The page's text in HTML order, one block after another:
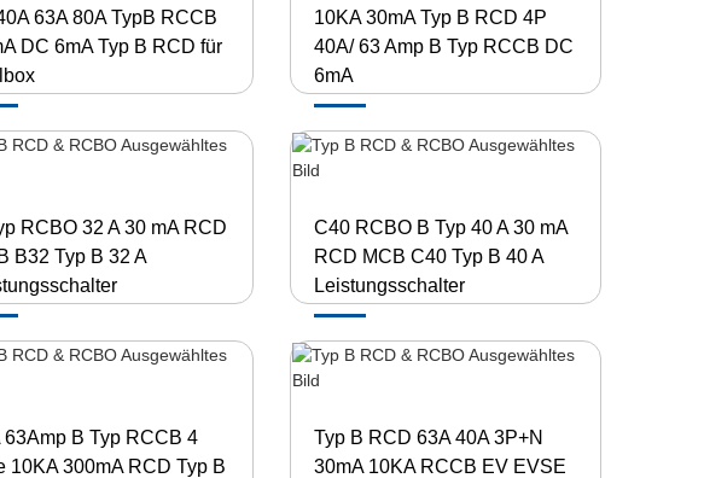
63A 80A TypB RCCB
DC 6mA Typ B RCD für
10KA 30mA Typ B RCD 4P
40A/ 63 Amp B Typ RCCB DC
6mA
RCBO 32 A 30 mA RCD
B32 Typ B 32 A
C40 RCBO B Typ 40 A 30 mA
RCD MCB C40 Typ B 40 A
Leistungsschalter
63Amp B Typ RCCB 4
10KA 300mA RCD Typ B
Typ B RCD 63A 40A 3P+N
30mA 10KA RCCB EV EVSE